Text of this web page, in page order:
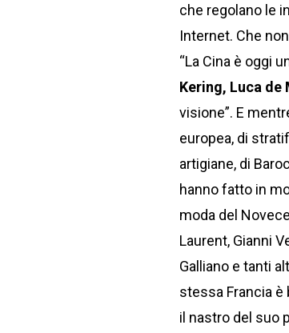
che regolano le
Internet. Che
“La Cina è oggi
Kering, Luca de
visione”. E
europea, di
artigiane, di
hanno fatto in
moda del
Laurent, Gianni
Galliano e tanti
stessa Francia
il nastro del suo